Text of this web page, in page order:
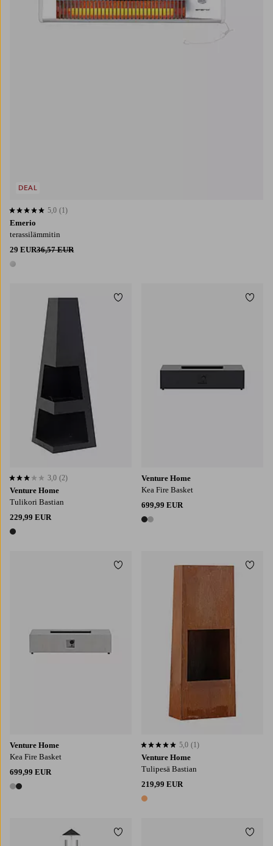
Emerio
terassilämmitin
29 EUR36,57 EUR
1 väri
5,0 perustuen 1 arvosanaan
5,0 (1)
DEAL
Venture Home
Tulikori Bastian
229,99 EUR
1 väri
3,0 perustuen 2 arvosanaan
3,0 (2)
Lisää suosikkeihin
Venture Home
Kea Fire Basket
699,99 EUR
2 värejä
Venture Home
Kea Fire Basket
699,99 EUR
2 värejä
Lisää suosikkeihin
Venture Home
Tulipesä Bastian
219,99 EUR
1 väri
5,0 perustuen 1 arvosanaan
5,0 (1)
Lisää suosikkeihin